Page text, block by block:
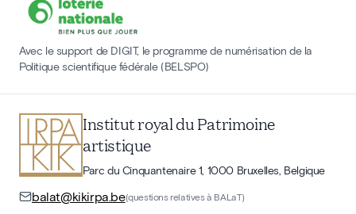
Avec le support de DIGIT, le programme de numérisation de la
Politique scientifique fédérale (BELSPO)
Institut royal du Patrimoine
artistique
Parc du Cinquantenaire 1, 1000 Bruxelles, Belgique
balat@kikirpa.be(questions relatives à BALaT)